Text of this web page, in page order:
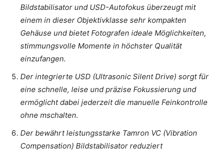
Bildstabilisator und USD-Autofokus überzeugt mit
einem in dieser Objektivklasse sehr kompakten
Gehäuse und bietet Fotografen ideale Möglichkeiten,
stimmungsvolle Momente in höchster Qualität
einzufangen.
Der integrierte USD (Ultrasonic Silent Drive) sorgt für
eine schnelle, leise und präzise Fokussierung und
ermöglicht dabei jederzeit die manuelle Feinkontrolle
ohne mschalten.
Der bewährt leistungsstarke Tamron VC (Vibration
Compensation) Bildstabilisator reduziert